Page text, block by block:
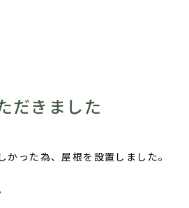
だきました
った為、屋根を設置しました。